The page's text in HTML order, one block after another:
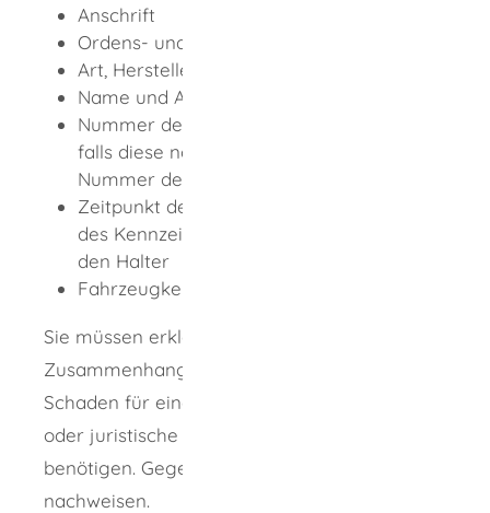
Anschrift
Ordens- und Künstlername
Art, Hersteller und Typ des Fahrzeugs
Name und Anschrift des Versicherers
Nummer des Versicherungsscheins, oder,
falls diese noch nicht gespeichert ist,
Nummer der Versicherungsbestätigung
Zeitpunkt der Zuteilung oder Ausgabe
des Kennzeichens für die Halterin oder
den Halter
Fahrzeugkennzeichen
Sie müssen erklären, dass Sie diese im
Zusammenhang mit einem Unfall oder einem
Schaden für eine versicherungstechnische
oder juristische Auseinandersetzung
benötigen. Gegebenenfalls müssen Sie dies
nachweisen.